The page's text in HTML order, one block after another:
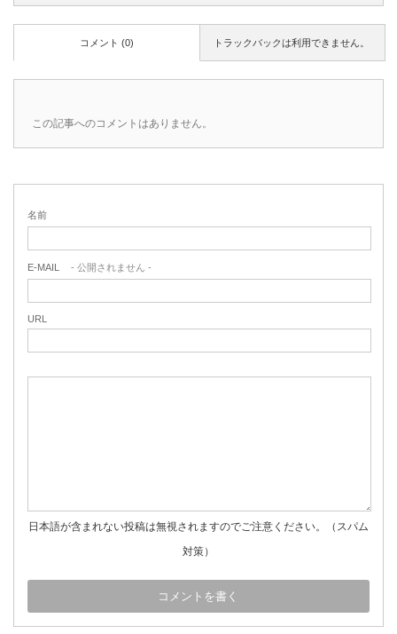
トラックバックは利用できません。
コメント (0)
この記事へのコメントはありません。
名前
E-MAIL - 公開されません -
URL
日本語が含まれない投稿は無視されますのでご注意ください。（スパム
対策）